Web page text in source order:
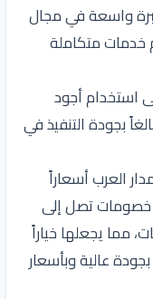
واسعة في مجال
خدمات متكاملة
استخدام أجود
بجودة التنفيذ في
العرب أسعاراً
خصومات تصل إلى
مما يجعلها خياراً
عالية وبأسعار